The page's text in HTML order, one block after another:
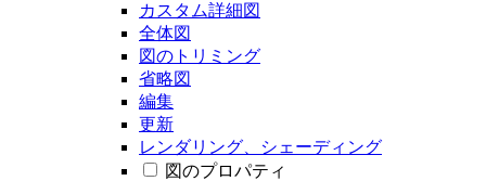
カスタム詳細図
全体図
図のトリミング
省略図
編集
更新
レンダリング、シェーディング
図のプロパティ